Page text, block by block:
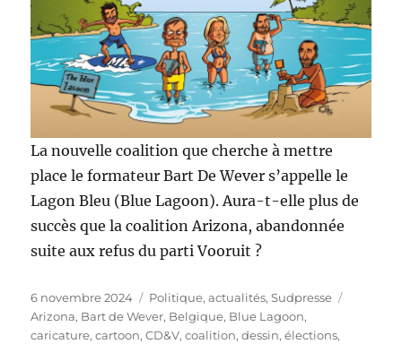
La nouvelle coalition que cherche à mettre
place le formateur Bart De Wever s’appelle le
Lagon Bleu (Blue Lagoon). Aura-t-elle plus de
succès que la coalition Arizona, abandonnée
suite aux refus du parti Vooruit ?
Publié
le
6 novembre 2024 Catégories
Politique, actualités,Sudpresse
Arizona, Bart de Wever, Belgique, Blue Lagoon,
caricature,cartoon,CD&V,coalition,dessin,élections,